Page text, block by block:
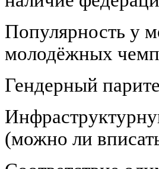
Популярность у
молодёжных
Гендерный
(можно ли